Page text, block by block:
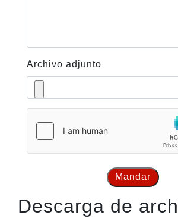
Archivo adjunto
Mandar
Descarga de